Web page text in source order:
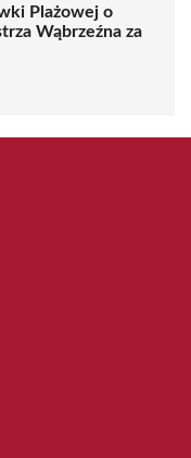
Plażowej o
Wąbrzeźna za